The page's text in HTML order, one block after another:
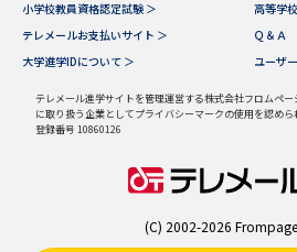
小学校教員資格認定試験 ＞
高等学
テレメールお支払いサイト ＞
Ｑ＆Ａ
大学進学IDについて ＞
ユーザ
テレメール進学サイトを管理運営する株式会社フロムペ
に取り扱う企業としてプライバシーマークの使用を認めら
登録番号 10860126
(C) 2002-2026